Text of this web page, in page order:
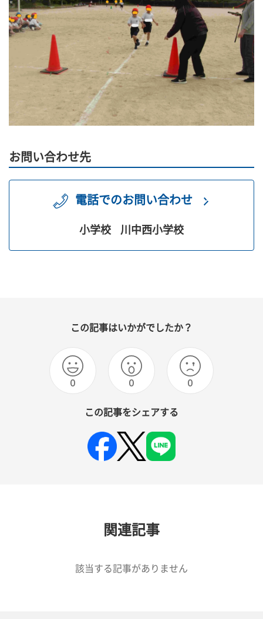
お問い合わせ先
電話でのお問い合わせ
小学校 川中西小学校
この記事はいかがでしたか？
0 0 0
この記事をシェアする
関連記事
該当する記事がありません